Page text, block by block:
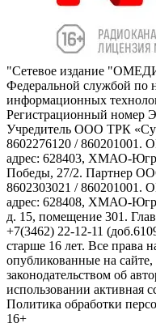
"Сетевое издание
Федеральной службой по
информационных
Регистрационный номер
Учредитель ООО ТРК
8602276120 / 860201001.
адрес: 628403, ХМАО-
Победы, 27/2. Партнер
8602303021 / 860201001.
адрес: 628408, ХМАО-
д. 15, помещение 301.
+7(3462) 22-12-11
старше 16 лет. Все права
опубликованные на
законодательством об
использовании активная
Политика обработки
16+